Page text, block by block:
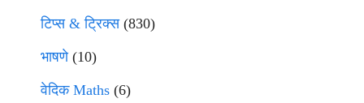
टिप्स & ट्रिक्स(830)
भाषणे(10)
वेदिक Maths (6)